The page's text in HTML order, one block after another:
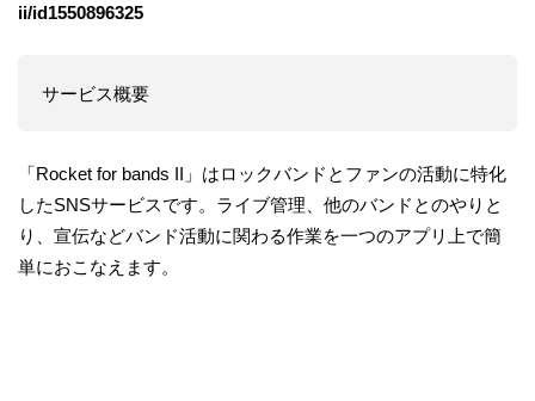
ii/id1550896325
サービス概要
「Rocket for bands II」はロックバンドとファンの活動に特化
したSNSサービスです。ライブ管理、他のバンドとのやりと
り、宣伝などバンド活動に関わる作業を一つのアプリ上で簡
単におこなえます。